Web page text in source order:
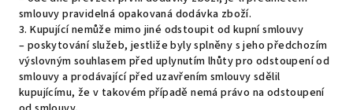
smlouvy pravidelná opakovaná dodávka zboží.
3. Kupující nemůže mimo jiné odstoupit od kupní smlouvy
– poskytování služeb, jestliže byly splněny s jeho předchozím
výslovným souhlasem před uplynutím lhůty pro odstoupení od
smlouvy a prodávající před uzavřením smlouvy sdělil
kupujícímu, že v takovém případě nemá právo na odstoupení